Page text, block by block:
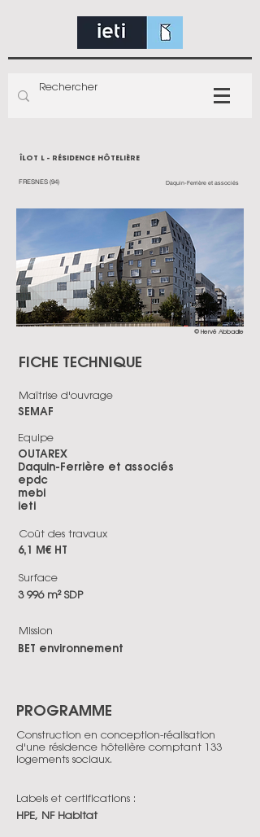
ÎLOT L - RÉSIDENCE HÔTELIÈRE
FRESNES (94) Daquin-Ferrière et associés
© Hervé Abbadie
FICHE TECHNIQUE
Maîtrise d'ouvrage
SEMAF
Equipe
OUTAREX
Daquin-Ferrière et associés
epdc
mebi
ieti
Coût des travaux
6,1 M€ HT
Surface
3 996 m² SDP
Mission
BET environnement
PROGRAMME
Construction en conception-réalisation
d'une résidence hôtelière comptant 133
logements sociaux.
Labels et certifications :
HPE, NF Habitat